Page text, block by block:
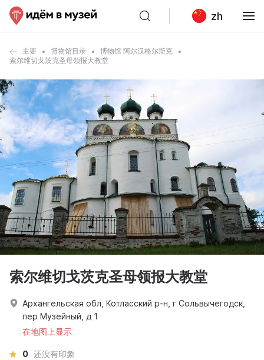
zh
主要 博物馆目录
博物馆 阿尔汉格尔斯克
索尔维切戈茨克圣母领报大教堂
索尔维切戈茨克圣母领报大教堂
Архангельская обл, Котласский р-н, г Сольвычегодск,
пер Музейный, д 1
在地图上显示
0 还没有印象